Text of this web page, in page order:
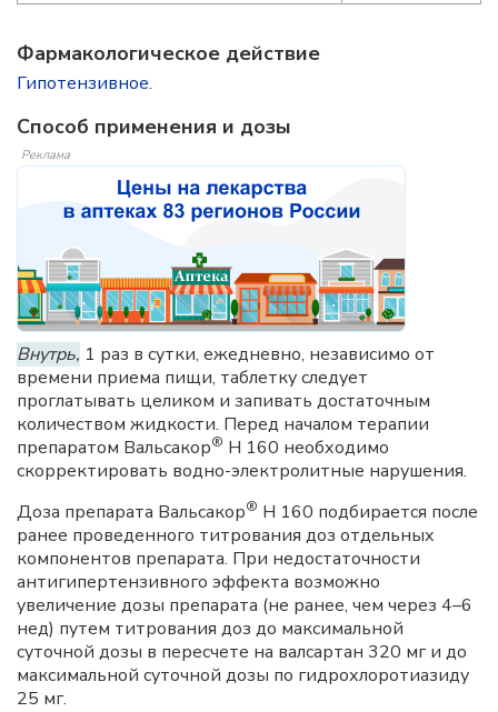
Фармакологическое действие
Гипотензивное.
Способ применения и дозы
Реклама
Внутрь, 1 раз в сутки, ежедневно, независимо от
времени приема пищи, таблетку следует
проглатывать целиком и запивать достаточным
количеством жидкости. Перед началом терапии
препаратом Вальсакор® Н 160 необходимо
скорректировать водно-электролитные нарушения.
Доза препарата Вальсакор® Н 160 подбирается после
ранее проведенного титрования доз отдельных
компонентов препарата. При недостаточности
антигипертензивного эффекта возможно
увеличение дозы препарата (не ранее, чем через 4–6
нед) путем титрования доз до максимальной
суточной дозы в пересчете на валсартан 320 мг и до
максимальной суточной дозы по гидрохлоротиазиду
25 мг.